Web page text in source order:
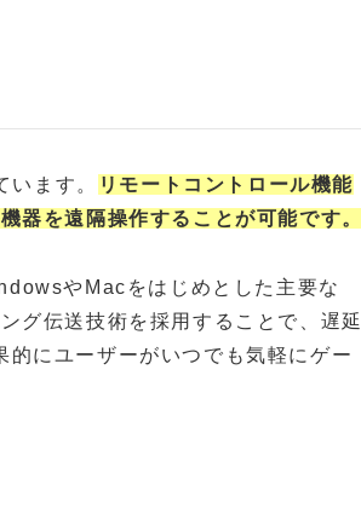
います。
リモートコントロール機能
器を遠隔操作することが可能です。
やMacをはじめとした主要な
グ伝送技術を採用することで、遅延
にユーザーがいつでも気軽にゲー